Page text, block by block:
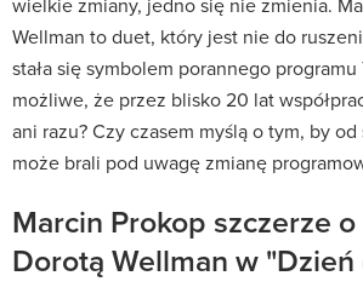
Wellman to duet, który jest nie do
stała się symbolem porannego
możliwe, że przez blisko 20 lat
ani razu? Czy czasem myślą o tym, by
może brali pod uwagę zmianę
Marcin Prokop szczerze
Dorotą Wellman w